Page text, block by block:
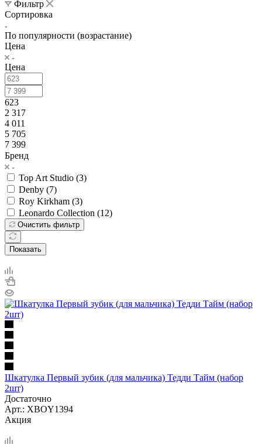
Фильтр
Сортировка
По популярности (возрастание)
Цена
Цена
623
2 317
4 011
5 705
7 399
Бренд
Top Art Studio (3)
Denby (7)
Roy Kirkham (3)
Leonardo Collection (12)
Очистить фильтр
Показать
Шкатулка Первый зубик (для мальчика) Тедди Тайм (набор
2шт)
Достаточно
Арт.: XBOY1394
Акция